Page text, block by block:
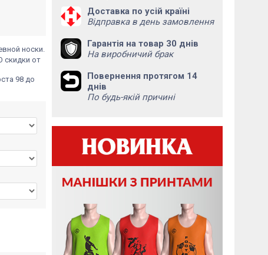
носки.
скидки от
98 до
Доставка по усій країні
Відправка в день замовлення
Гарантія на товар 30 днів
На виробничий брак
Повернення протягом 14
днів
По будь-якій причині